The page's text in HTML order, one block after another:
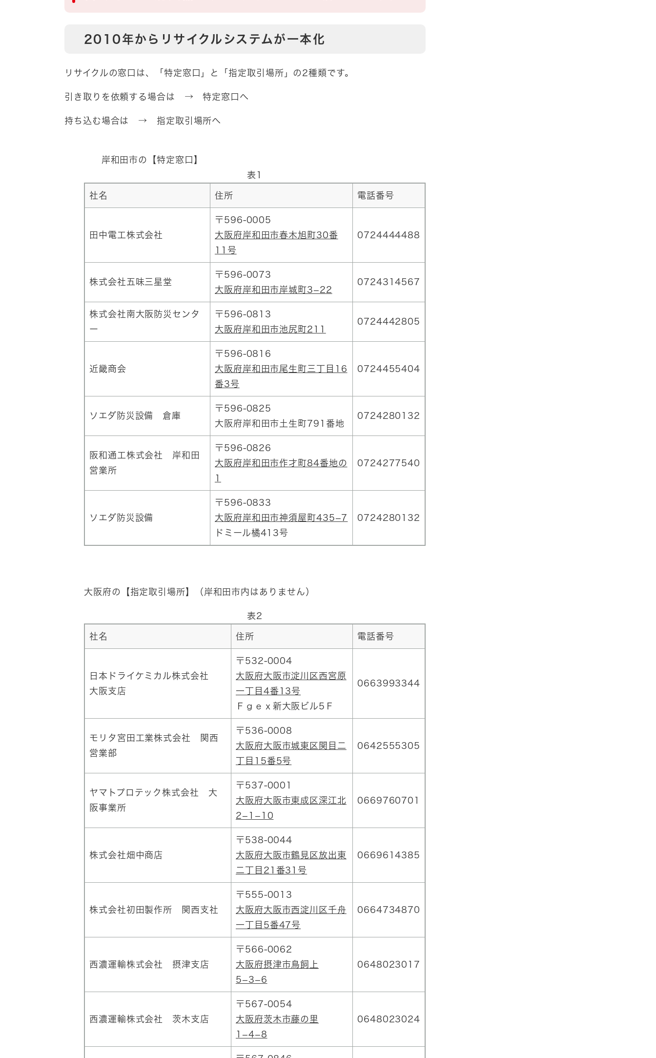
2010年からリサイクルシステムが一本化
リサイクルの窓口は、「特定窓口」と「指定取引場所」の2種類です。
引き取りを依頼する場合は → 特定窓口へ
持ち込む場合は → 指定取引場所へ
岸和田市の【特定窓口】
表1
社名 住所 電話番号
田中電工株式会社
〒596-0005
大阪府岸和田市春木旭町30番
11号
0724444488
株式会社五味三星堂
〒596-0073
大阪府岸和田市岸城町3−22
0724314567
株式会社南大阪防災センタ
ー
〒596-0813
大阪府岸和田市池尻町211
0724442805
近畿商会
〒596-0816
大阪府岸和田市尾生町三丁目16
番3号
0724455404
ソエダ防災設備 倉庫
〒596-0825
大阪府岸和田市土生町791番地
0724280132
阪和通工株式会社 岸和田
営業所
〒596-0826
大阪府岸和田市作才町84番地の
1
0724277540
ソエダ防災設備
〒596-0833
大阪府岸和田市神須屋町435−7
ドミール橘413号
0724280132
大阪府の【指定取引場所】（岸和田市内はありません）
表2
社名 住所 電話番号
日本ドライケミカル株式会社
大阪支店
〒532-0004
大阪府大阪市淀川区西宮原
一丁目4番13号
Ｆｇｅｘ新大阪ビル5Ｆ
0663993344
モリタ宮田工業株式会社 関西
営業部
〒536-0008
大阪府大阪市城東区関目二
丁目15番5号
0642555305
ヤマトプロテック株式会社 大
阪事業所
〒537-0001
大阪府大阪市東成区深江北
2−1−10
0669760701
株式会社畑中商店
〒538-0044
大阪府大阪市鶴見区放出東
二丁目21番31号
0669614385
株式会社初田製作所 関西支社
〒555-0013
大阪府大阪市西淀川区千舟
一丁目5番47号
0664734870
西濃運輸株式会社 摂津支店
〒566-0062
大阪府摂津市鳥飼上
5−3−6
0648023017
西濃運輸株式会社 茨木支店
〒567-0054
大阪府茨木市藤の里
1−4−8
0648023024